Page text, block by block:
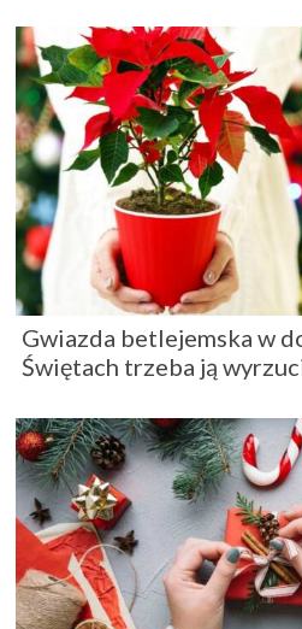
Gwiazda betlejemska w
Świętach trzeba ją